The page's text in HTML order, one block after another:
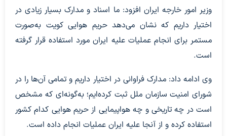
وزیر امور خارجه ایران افزود: ما اسناد و مدارک بسیار زیادی در
اختیار داریم که نشان می‌دهد حریم هوایی کویت به‌صورت
مستمر برای انجام عملیات علیه ایران مورد استفاده قرار گرفته
است.
وی ادامه داد: مدارک فراوانی در اختیار داریم و تمامی آن‌ها را در
شورای امنیت سازمان ملل ثبت کرده‌ایم؛ به‌گونه‌ای که مشخص
است در چه تاریخی و چه هواپیمایی از حریم هوایی کدام کشور
استفاده کرده و از آنجا علیه ایران عملیات انجام داده است.